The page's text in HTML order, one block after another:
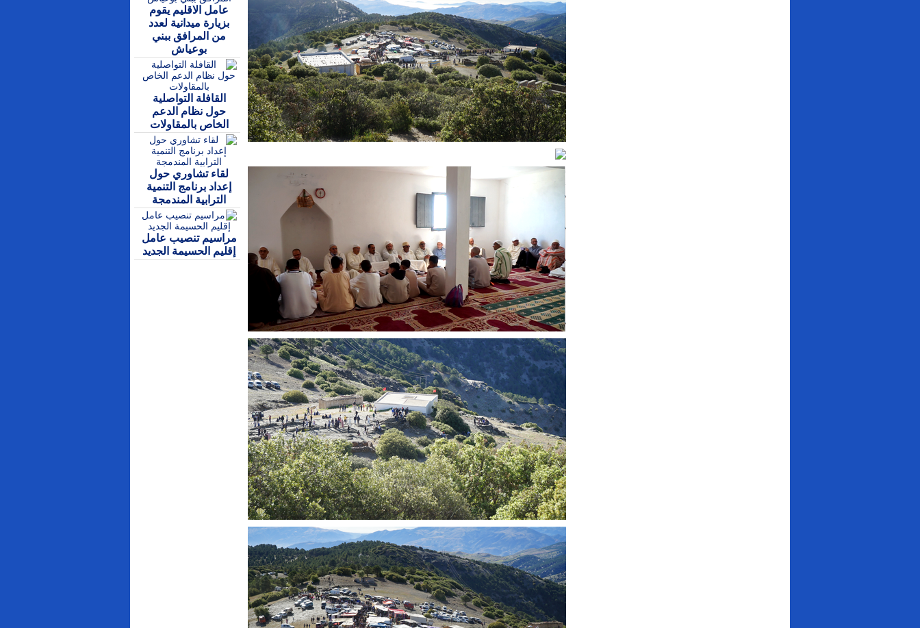
عامل الاقليم يقوم
بزيارة ميدانية لعدد
من المرافق ببني
بوعياش
القافلة التواصلية
حول نظام الدعم
الخاص بالمقاولات
لقاء تشاوري حول
إعداد برنامج التنمية
الترابية المندمجة
مراسيم تنصيب عامل
إقليم الحسيمة الجديد